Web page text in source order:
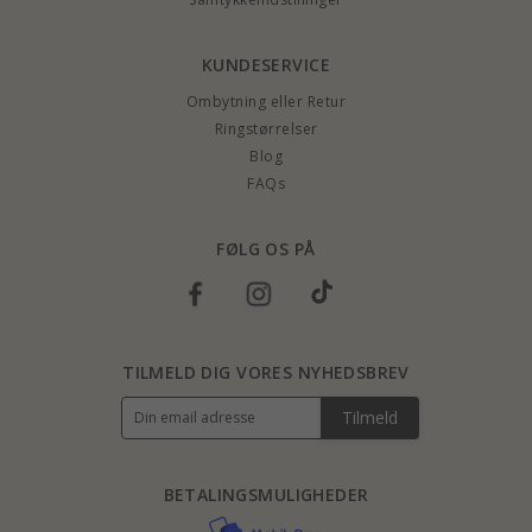
KUNDESERVICE
Ombytning eller Retur
Ringstørrelser
Blog
FAQs
FØLG OS PÅ
BETALINGSMULIGHEDER
TILMELD DIG VORES NYHEDSBREV
Tilmeld